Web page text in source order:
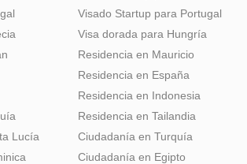
Visado Startup para Portugal
Visa dorada para Hungría
Residencia en Mauricio
Residencia en España
Residencia en Indonesia
Residencia en Tailandia
Lucía
Ciudadanía en Turquía
Ciudadanía en Egipto